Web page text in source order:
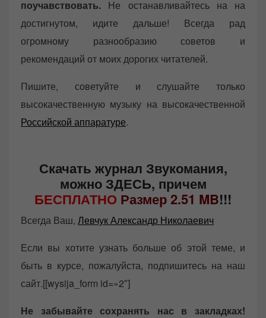
поучавствовать. Не останавливайтесь на на
достигнутом, идите дальше! Всегда рад
огромному разнообразию советов и
рекомендаций от моих дорогих читателей.
Пишите, советуйте и слушайте только
высокачественную музыку на высокачественной
Российской аппаратуре.
Скачать журнал Звукомания,
можно ЗДЕСЬ, причем
БЕСПЛАТНО Размер 2.51 MB!!!
Всегда Ваш, Левчук Александр Николаевич
Если вы хотите узнать больше об этой теме, и
быть в курсе, пожалуйста, подпишитесь на наш
сайт.[[wysija_form id=»2″]
Не забывайте сохранять нас в закладках!